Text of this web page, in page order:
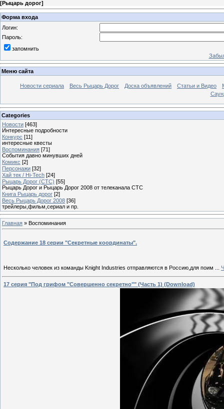
[Рыцарь дорог]
Форма входа
Логин:
Пароль:
запомнить
Меню сайта
Новости сериала Весь Рыцарь Дорог Доска объявлений Статьи и Видео
Categories
Новости [463]
Интересные подробности
Конкурс [11]
интересные квесты
Воспоминания [71]
События давно минувших дней
Комикс [2]
Персонажи [32]
Хай тек / Hi-Tech [24]
Рыцарь Дорог (СТС) [55]
Рыцарь Дорог и Рыцарь Дорог 2008 от телеканала СТС
Книга Рыцарь дорог [2]
Весь Рыцарь Дорог 2008 [36]
трейлеры,фильм,сериал и пр.
Главная » Воспоминания
Содержание 18 серии "Секретные координаты".
Несколько человек из команды Knight Industries отправляются в Россию,для поим
17 серия "Под грифом "Совершенно секретно"" (Часть 1) (Download)